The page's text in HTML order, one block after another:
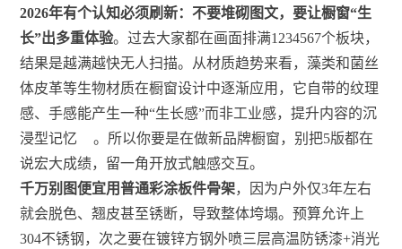
2026年有个认知必须刷新：不要堆砌图文，要让橱窗“生
长”出多重体验。过去大家都在画面排满1234567个板块，
结果是越满越快无人扫描。从材质趋势来看，藻类和菌丝
体皮革等生物材质在橱窗设计中逐渐应用，它自带的纹理
感、手感能产生一种“生长感”而非工业感，提升内容的沉
浸型记忆
。所以你要是在做新品牌橱窗，别把5版都在
说宏大成绩，留一角开放式触感交互。
千万别图便宜用普通彩涂板件骨架，因为户外仅3年左右
就会脱色、翘皮甚至锈断，导致整体垮塌。预算允许上
304不锈钢，次之要在镀锌方钢外喷三层高温防锈漆+消光